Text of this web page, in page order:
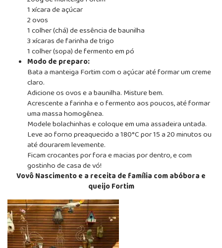
1 xícara de açúcar
2 ovos
1 colher (chá) de essência de baunilha
3 xícaras de farinha de trigo
1 colher (sopa) de fermento em pó
Modo de preparo:
Bata a manteiga Fortim com o açúcar até formar um creme
claro.
Adicione os ovos e a baunilha. Misture bem.
Acrescente a farinha e o fermento aos poucos, até formar
uma massa homogênea.
Modele bolachinhas e coloque em uma assadeira untada.
Leve ao forno preaquecido a 180°C por 15 a 20 minutos ou
até dourarem levemente.
Ficam crocantes por fora e macias por dentro, e com
gostinho de casa de vó!
Vovô Nascimento e a receita de família com abóbora e
queijo Fortim